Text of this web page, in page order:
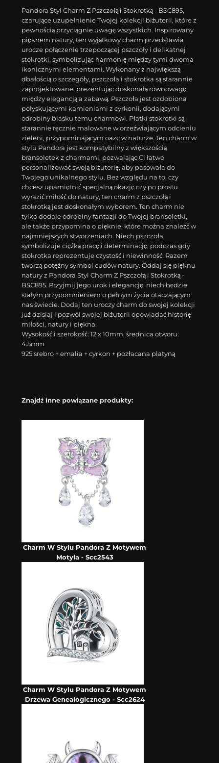
Pandora Styl Charm Z Pszczołą i Stokrotką - BSC895,
czarujące uzupełnienie Twojej kolekcji biżuterii, które z
pewnością przyciągnie uwagę wszystkich. Inspirowany
pięknem natury, ten wyjątkowy charm przedstawia
urocze połączenie trzepoczącej pszczoły i delikatnej
stokrotki, symbolizując harmonię między tymi dwoma
ikonicznymi elementami. Wykonany z największą
dbałością o szczegóły, pszczoła i stokrotka są starannie
zaprojektowane, prezentując doskonałą równowagę
między elegancją a zabawą. Pszczoła jest ozdobiona
połyskującymi kamieniami z cyrkonii, dodającymi
odrobiny blasku temu charmowi. Płatki stokrotki są
starannie ręcznie malowane w orzeźwiającym odcieniu
zieleni, przypominającym oazę w naturze. Ten charm w
stylu Pandora jest kompatybilny z większością
bransoletek z charmami, pozwalając Ci łatwo
personalizować swoją biżuterię, aby pasowała do
Twojego unikalnego stylu. Bez względu na to, czy
chcesz upamiętnić specjalną okazję czy po prostu
wyrazić miłość do natury, ten charm z pszczołą i
stokrotką jest doskonałym wyborem. Ten charm nie
tylko dodaje odrobiny fantazji do Twojej bransoletki,
ale także przypomina o pięknie, które można znaleźć w
najmniejszych stworzeniach. Niech pszczoła
symbolizuje ciężką pracę i determinację, podczas gdy
stokrotka reprezentuje czystość i niewinność. Razem
tworzą potężny symbol cudów natury. Oddaj się pięknu
natury z Pandora Styl Charm Z Pszczołą i Stokrotką -
BSC895. Przyjmij jego urok i elegancję, niech będzie
stałym przypomnieniem o pełnym życia otaczającym
nas świecie. Dodaj ten uroczy charm do swojej kolekcji
już dzisiaj i pozwól swojej biżuterii opowiadać historię
miłości, natury i piękna.
Wysokość i szerokość: 12 x 10mm, średnica otworu:
4.5mm
925 srebro + emalia + cyrkon + pozłacana platyną
Znajdź inne powiązane produkty:
Charm W Stylu Pandora Z Motywem
Motyla - Scc2543
Charm W Stylu Pandora Z Motywem
Drzewa Genealogicznego - Scc2624